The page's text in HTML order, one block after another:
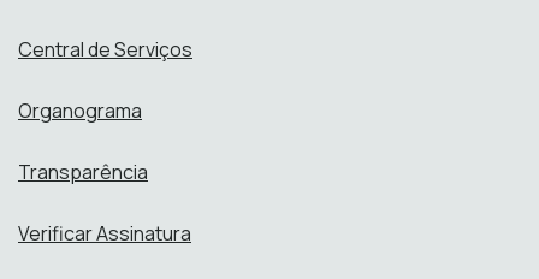
Central de Serviços
Organograma
Transparência
Verificar Assinatura